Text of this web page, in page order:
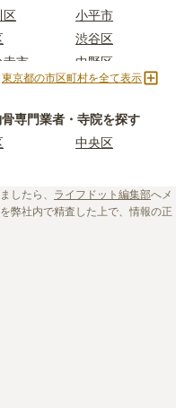
びましょう。
自分に合っているか迷った
ば、お客様のご希望に合っ
となるため、立地や費用な
いないことも多く、実際に
場合もあります。
ぜひ下記の記事をご一読く
家料などの費用も必要
注意点や利用までの流れも
区
小平市
渋谷区
寺市
中野区
和市
西東京市
区
中央区
東京都の市区町村を全て表示
専門業者・寺院を探す
中央区
したら、 ライフドット編集部へメ
弊社内で精査した上で、情報の正